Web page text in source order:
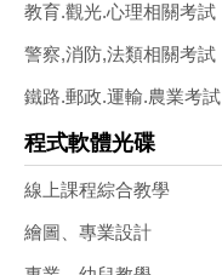
教育.觀光.心理相關考試
警察,消防,法類相關考試
鐵路.郵政.運輸.農業考試
程式軟體光碟
線上課程綜合教學
繪圖、專業設計